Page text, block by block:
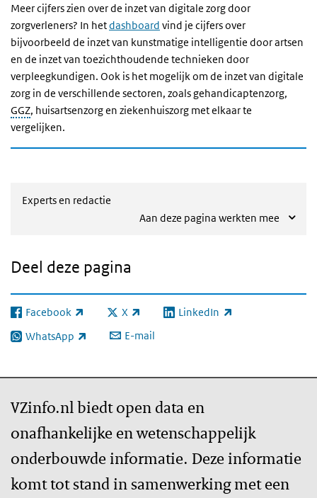
Meer cijfers zien over de inzet van digitale zorg door
zorgverleners? In hetdashboard vind je cijfers over
bijvoorbeeld de inzet van kunstmatige intelligentie door artsen
en de inzet van toezichthoudende technieken door
verpleegkundigen. Ook is het mogelijk om de inzet van digitale
zorg in de verschillende sectoren, zoals gehandicaptenzorg,
GGZ, huisartsenzorg en ziekenhuiszorg met elkaar te
vergelijken.
Experts en redactie
Aan deze pagina werkten mee
Deel deze pagina
Facebook
(externe link) X
(externe link) LinkedIn
(externe link)
WhatsApp
(externe link) E-mail
VZinfo.nl biedt open data en
onafhankelijke en wetenschappelijk
onderbouwde informatie. Deze informatie
komt tot stand in samenwerking met een